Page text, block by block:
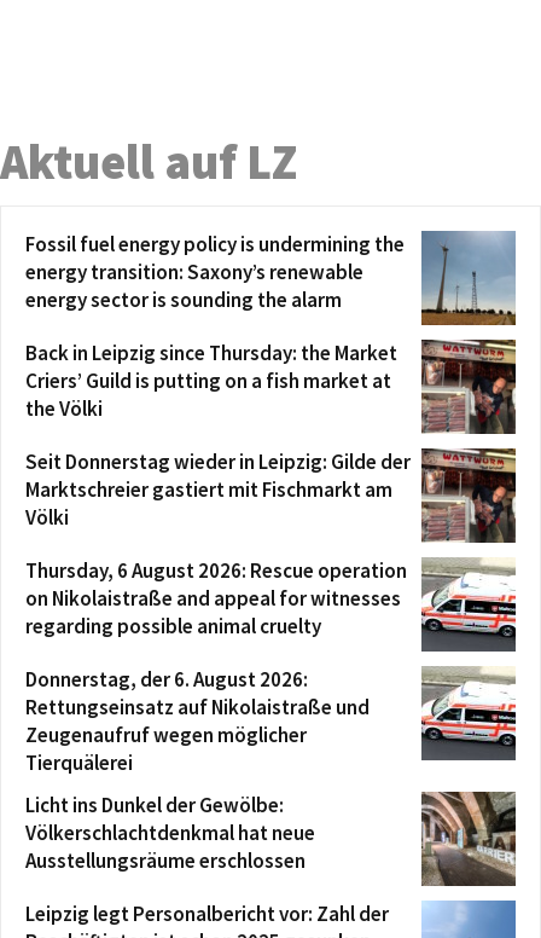
Aktuell auf LZ
Fossil fuel energy policy is undermining the
energy transition: Saxony’s renewable
energy sector is sounding the alarm
Back in Leipzig since Thursday: the Market
Criers’ Guild is putting on a fish market at
the Völki
Seit Donnerstag wieder in Leipzig: Gilde der
Marktschreier gastiert mit Fischmarkt am
Völki
Thursday, 6 August 2026: Rescue operation
on Nikolaistraße and appeal for witnesses
regarding possible animal cruelty
Donnerstag, der 6. August 2026:
Rettungseinsatz auf Nikolaistraße und
Zeugenaufruf wegen möglicher
Tierquälerei
Licht ins Dunkel der Gewölbe:
Völkerschlachtdenkmal hat neue
Ausstellungsräume erschlossen
Leipzig legt Personalbericht vor: Zahl der